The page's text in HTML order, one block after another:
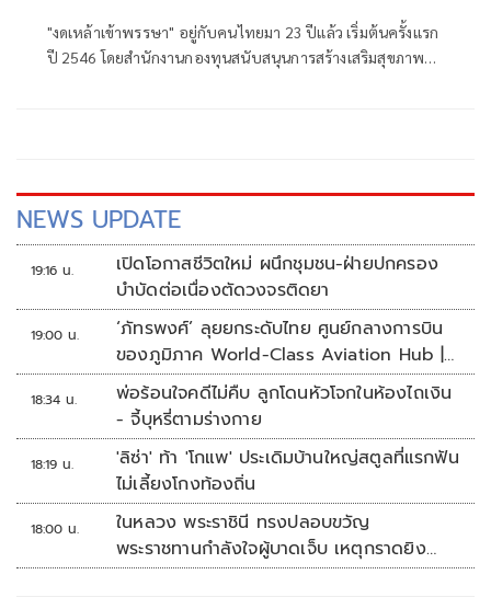
"งดเหล้าเข้าพรรษา" อยู่กับคนไทยมา 23 ปีแล้ว เริ่มต้นครั้งแรก
ปี 2546 โดยสำนักงานกองทุนสนับสนุนการสร้างเสริมสุขภาพ
NEWS UPDATE
19:16 น.
เปิดโอกาสชีวิตใหม่ ผนึกชุมชน-ฝ่ายปกครอง
บำบัดต่อเนื่องตัดวงจรติดยา
19:00 น.
‘ภัทรพงศ์’ ลุยยกระดับไทย ศูนย์กลางการบิน
ของภูมิภาค World-Class Aviation Hub |
ห้องข่าวไทยโพสต์สุดสัปดาห์
18:34 น.
พ่อร้อนใจคดีไม่คืบ ลูกโดนหัวโจกในห้องไถเงิน
- จี้บุหรี่ตามร่างกาย
18:19 น.
'ลิซ่า' ท้า 'โกแพ' ประเดิมบ้านใหญ่สตูลที่แรกฟัน
ไม่เลี้ยงโกงท้องถิ่น
18:00 น.
ในหลวง พระราชินี ทรงปลอบขวัญ
พระราชทานกำลังใจผู้บาดเจ็บ เหตุกราดยิง
รร.เทพศิรินทร์นนทบุรี